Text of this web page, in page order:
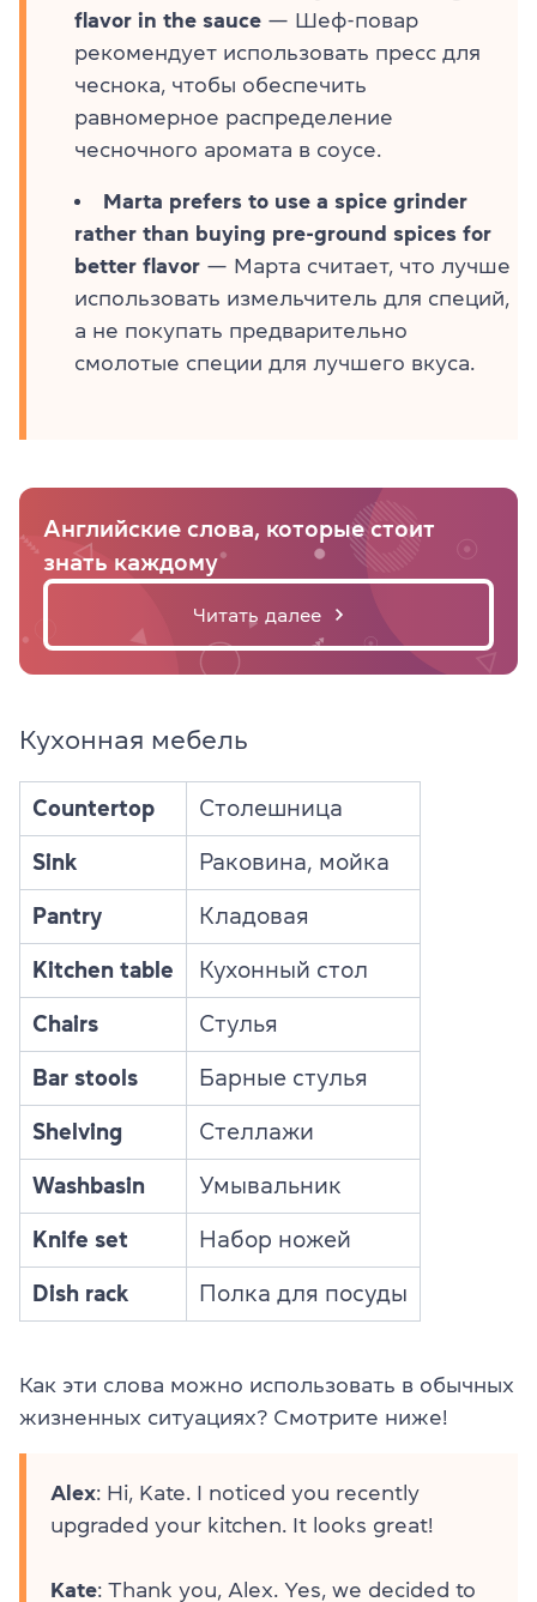
flavor in the sauce — Шеф-повар
рекомендует использовать пресс для
чеснока, чтобы обеспечить
равномерное распределение
чесночного аромата в соусе.
Marta prefers to use a spice grinder
rather than buying pre-ground spices for
better flavor — Марта считает, что лучше
использовать измельчитель для специй,
а не покупать предварительно
смолотые специи для лучшего вкуса.
Английские слова, которые стоит
знать каждому
Читать далее
Кухонная мебель
Countertop Столешница
Sink Раковина, мойка
Pantry Кладовая
Kitchen table Кухонный стол
Chairs Стулья
Bar stools Барные стулья
Shelving Стеллажи
Washbasin Умывальник
Knife set Набор ножей
Dish rack Полка для посуды
Как эти слова можно использовать в обычных
жизненных ситуациях? Смотрите ниже!
Alex: Hi, Kate. I noticed you recently
upgraded your kitchen. It looks great!
Kate: Thank you, Alex. Yes, we decided to